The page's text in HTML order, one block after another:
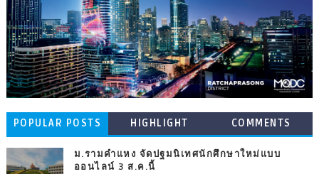
POPULAR POSTS HIGHLIGHT COMMENTS
ม.รามคำแหง จัดปฐมนิเทศนักศึกษาใหม่แบบ
ออนไลน์ 3 ส.ค.นี้